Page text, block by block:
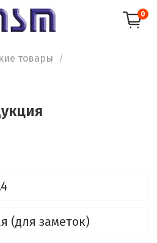
0
товары
(для заметок)